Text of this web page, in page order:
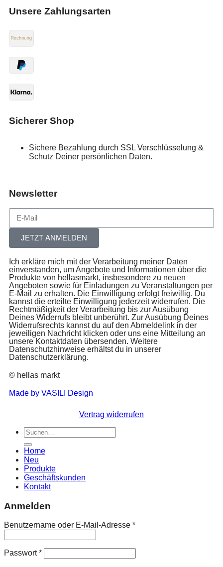
Unsere Zahlungsarten
Sicherer Shop
Sichere Bezahlung durch SSL Verschlüsselung &
Schutz Deiner persönlichen Daten.
Newsletter
JETZT ANMELDEN
Ich erkläre mich mit der Verarbeitung meiner Daten
einverstanden, um Angebote und Informationen über die
Produkte von hellasmarkt, insbesondere zu neuen
Angeboten sowie für Einladungen zu Veranstaltungen per
E-Mail zu erhalten. Die Einwilligung erfolgt freiwillig. Du
kannst die erteilte Einwilligung jederzeit widerrufen. Die
Rechtmäßigkeit der Verarbeitung bis zur Ausübung
Deines Widerrufs bleibt unberührt. Zur Ausübung Deines
Widerrufsrechts kannst du auf den Abmeldelink in der
jeweiligen Nachricht klicken oder uns eine Mitteilung an
unsere Kontaktdaten übersenden. Weitere
Datenschutzhinweise erhältst du in unserer
Datenschutzerklärung.
© hellas markt
Made by VASILI Design
Vertrag widerrufen
Home
Neu
Produkte
Geschäftskunden
Kontakt
Anmelden
Benutzername oder E-Mail-Adresse *
Passwort*